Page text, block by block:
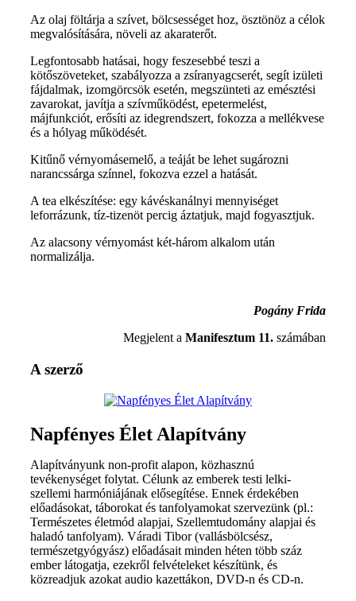
Az olaj föltárja a szívet, bölcsességet hoz, ösztönöz a célok
megvalósítására, növeli az akaraterőt.
Legfontosabb hatásai, hogy feszesebbé teszi a
kötőszöveteket, szabályozza a zsíranyagcserét, segít izületi
fájdalmak, izomgörcsök esetén, megszünteti az emésztési
zavarokat, javítja a szívműködést, epetermelést,
májfunkciót, erősíti az idegrendszert, fokozza a mellékvese
és a hólyag működését.
Kitűnő vérnyomásemelő, a teáját be lehet sugározni
narancssárga színnel, fokozva ezzel a hatását.
A tea elkészítése: egy kávéskanálnyi mennyiséget
leforrázunk, tíz-tizenöt percig áztatjuk, majd fogyasztjuk.
Az alacsony vérnyomást két-három alkalom után
normalizálja.
Pogány Frida
Megjelent a Manifesztum 11. számában
A szerző
Napfényes Élet Alapítvány
Alapítványunk non-profit alapon, közhasznú
tevékenységet folytat. Célunk az emberek testi lelki-
szellemi harmóniájának elősegítése. Ennek érdekében
előadásokat, táborokat és tanfolyamokat szervezünk (pl.:
Természetes életmód alapjai, Szellemtudomány alapjai és
haladó tanfolyam). Váradi Tibor (vallásbölcsész,
természetgyógyász) előadásait minden héten több száz
ember látogatja, ezekről felvételeket készítünk, és
közreadjuk azokat audio kazettákon, DVD-n és CD-n.